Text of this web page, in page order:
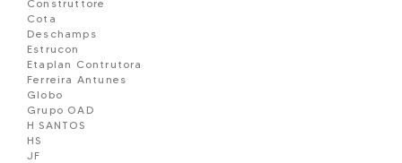
Construttore
Cota
Deschamps
Estrucon
Etaplan Contrutora
Ferreira Antunes
Globo
Grupo OAD
H SANTOS
HS
JF